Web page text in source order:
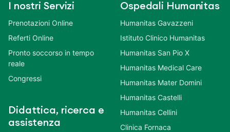
I nostri Servizi
Prenotazioni Online
Referti Online
Pronto soccorso in tempo
reale
Congressi
Didattica, ricerca e
assistenza
Ospedali Humanitas
Humanitas Gavazzeni
Istituto Clinico Humanitas
Humanitas San Pio X
Humanitas Medical Care
Humanitas Mater Domini
Humanitas Castelli
Humanitas Cellini
Clinica Fornaca